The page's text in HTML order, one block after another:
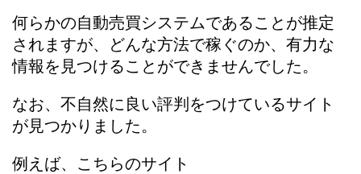
何らかの自動売買システムであることが推定
されますが、どんな方法で稼ぐのか、有力な
情報を見つけることができませんでした。
なお、不自然に良い評判をつけているサイト
が見つかりました。
例えば、こちらのサイト